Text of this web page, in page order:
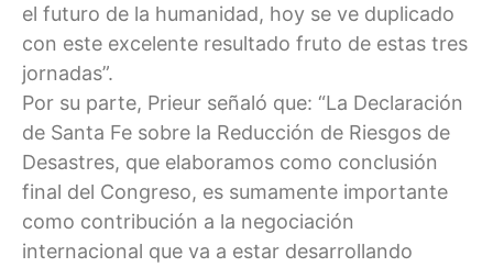
el futuro de la humanidad, hoy se ve duplicado
con este excelente resultado fruto de estas tres
jornadas”.
Por su parte, Prieur señaló que: “La Declaración
de Santa Fe sobre la Reducción de Riesgos de
Desastres, que elaboramos como conclusión
final del Congreso, es sumamente importante
como contribución a la negociación
internacional que va a estar desarrollando